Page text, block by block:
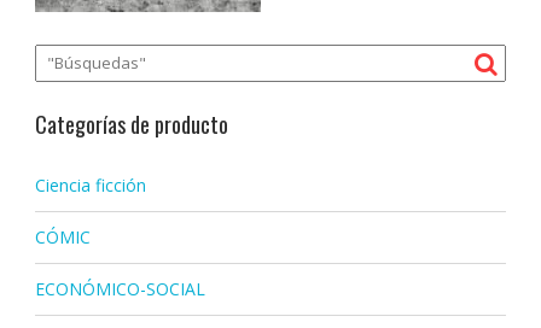
Categorías de producto
Ciencia ficción
CÓMIC
ECONÓMICO-SOCIAL